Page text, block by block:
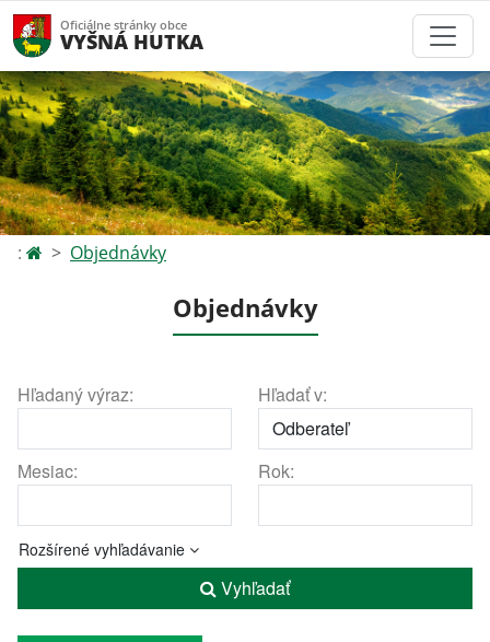
Oficiálne stránky obce
VYŠNÁ HUTKA
: Objednávky
Objednávky
Hľadaný výraz: Hľadať v:
Mesiac: Rok:
Rozšírené vyhľadávanie
Vyhľadať